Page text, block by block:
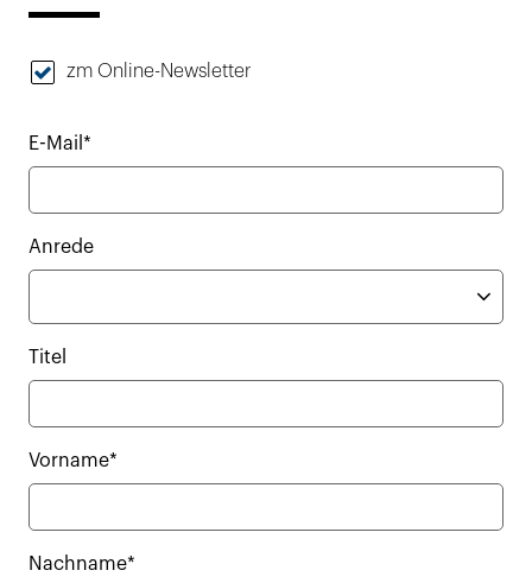
zm Online-Newsletter
E-Mail*
Anrede
Titel
Vorname*
Nachname*